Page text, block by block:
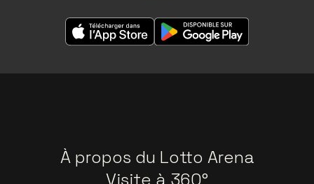
À propos du Lotto Arena
Visite à 360°